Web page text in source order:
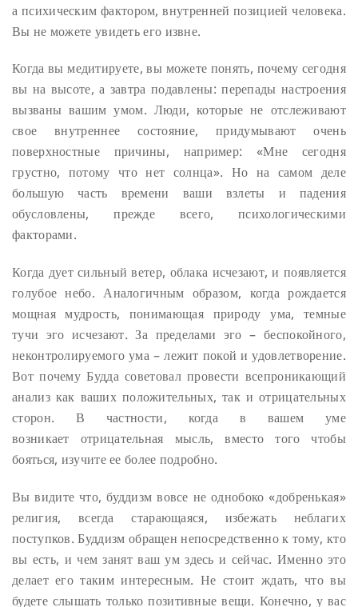
а психическим фактором, внутренней позицией человека.
Вы не можете увидеть его извне.
Когда вы медитируете, вы можете понять, почему сегодня
вы на высоте, а завтра подавлены: перепады настроения
вызваны вашим умом. Люди, которые не отслеживают
свое внутреннее состояние, придумывают очень
поверхностные причины, например: «Мне сегодня
грустно, потому что нет солнца». Но на самом деле
большую часть времени ваши взлеты и падения
обусловлены, прежде всего, психологическими
факторами.
Когда дует сильный ветер, облака исчезают, и появляется
голубое небо. Аналогичным образом, когда рождается
мощная мудрость, понимающая природу ума, темные
тучи эго исчезают. За пределами эго – беспокойного,
неконтролируемого ума – лежит покой и удовлетворение.
Вот почему Будда советовал провести всепроникающий
анализ как ваших положительных, так и отрицательных
сторон. В частности, когда в вашем уме
возникает отрицательная мысль, вместо того чтобы
бояться, изучите ее более подробно.
Вы видите что, буддизм вовсе не однобоко «добренькая»
религия, всегда старающаяся, избежать неблагих
поступков. Буддизм обращен непосредственно к тому, кто
вы есть, и чем занят ваш ум здесь и сейчас. Именно это
делает его таким интересным. Не стоит ждать, что вы
будете слышать только позитивные вещи. Конечно, у вас